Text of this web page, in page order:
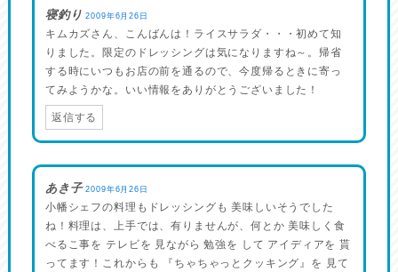
寝釣り 2009年6月26日
キムカズさん、こんばんは！ライスサラダ・・・初めて知
りました。限定のドレッシングは気になりますね～。帰省
する時にいつもお店の前を通るので、今度帰るときに寄っ
てみようかな。いい情報をありがとうございました！
返信する
あき子 2009年6月26日
小幡シェフの料理もドレッシングも 美味しいそうでした
ね！料理は、上手では、有りませんが、何とか 美味しく食
べるこ事を テレビを 見ながら 勉強を して アイディアを 貰
ってます！これからも 『ちゃちゃっとクッキング』を 見て